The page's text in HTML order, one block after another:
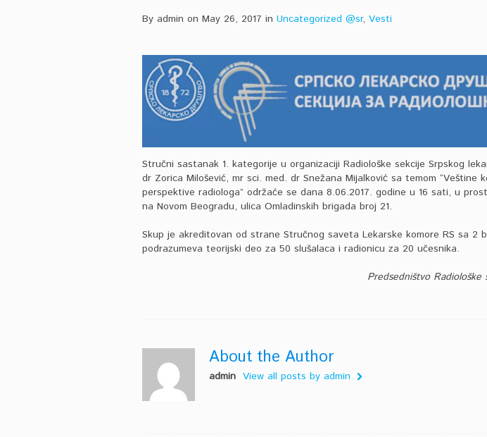
By admin on May 26, 2017 in Uncategorized @sr, Vesti
Stručni sastanak 1. kategorije u organizaciji Radiološke sekcije Srpskog
dr Zorica Milošević, mr sci. med. dr Snežana Mijalković sa temom “Veštine
perspektive radiologa” održaće se dana 8.06.2017. godine u 16 sati, u
na Novom Beogradu, ulica Omladinskih brigada broj 21.
Skup je akreditovan od strane Stručnog saveta Lekarske komore RS sa 2
podrazumeva teorijski deo za 50 slušalaca i radionicu za 20 učesnika.
Predsedništvo
About the Author
admin View all posts by admin